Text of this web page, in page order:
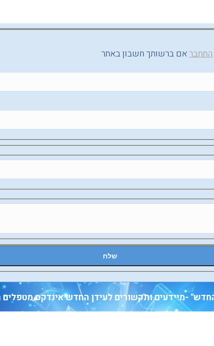
התחבראם ברשותך חשבון באתר